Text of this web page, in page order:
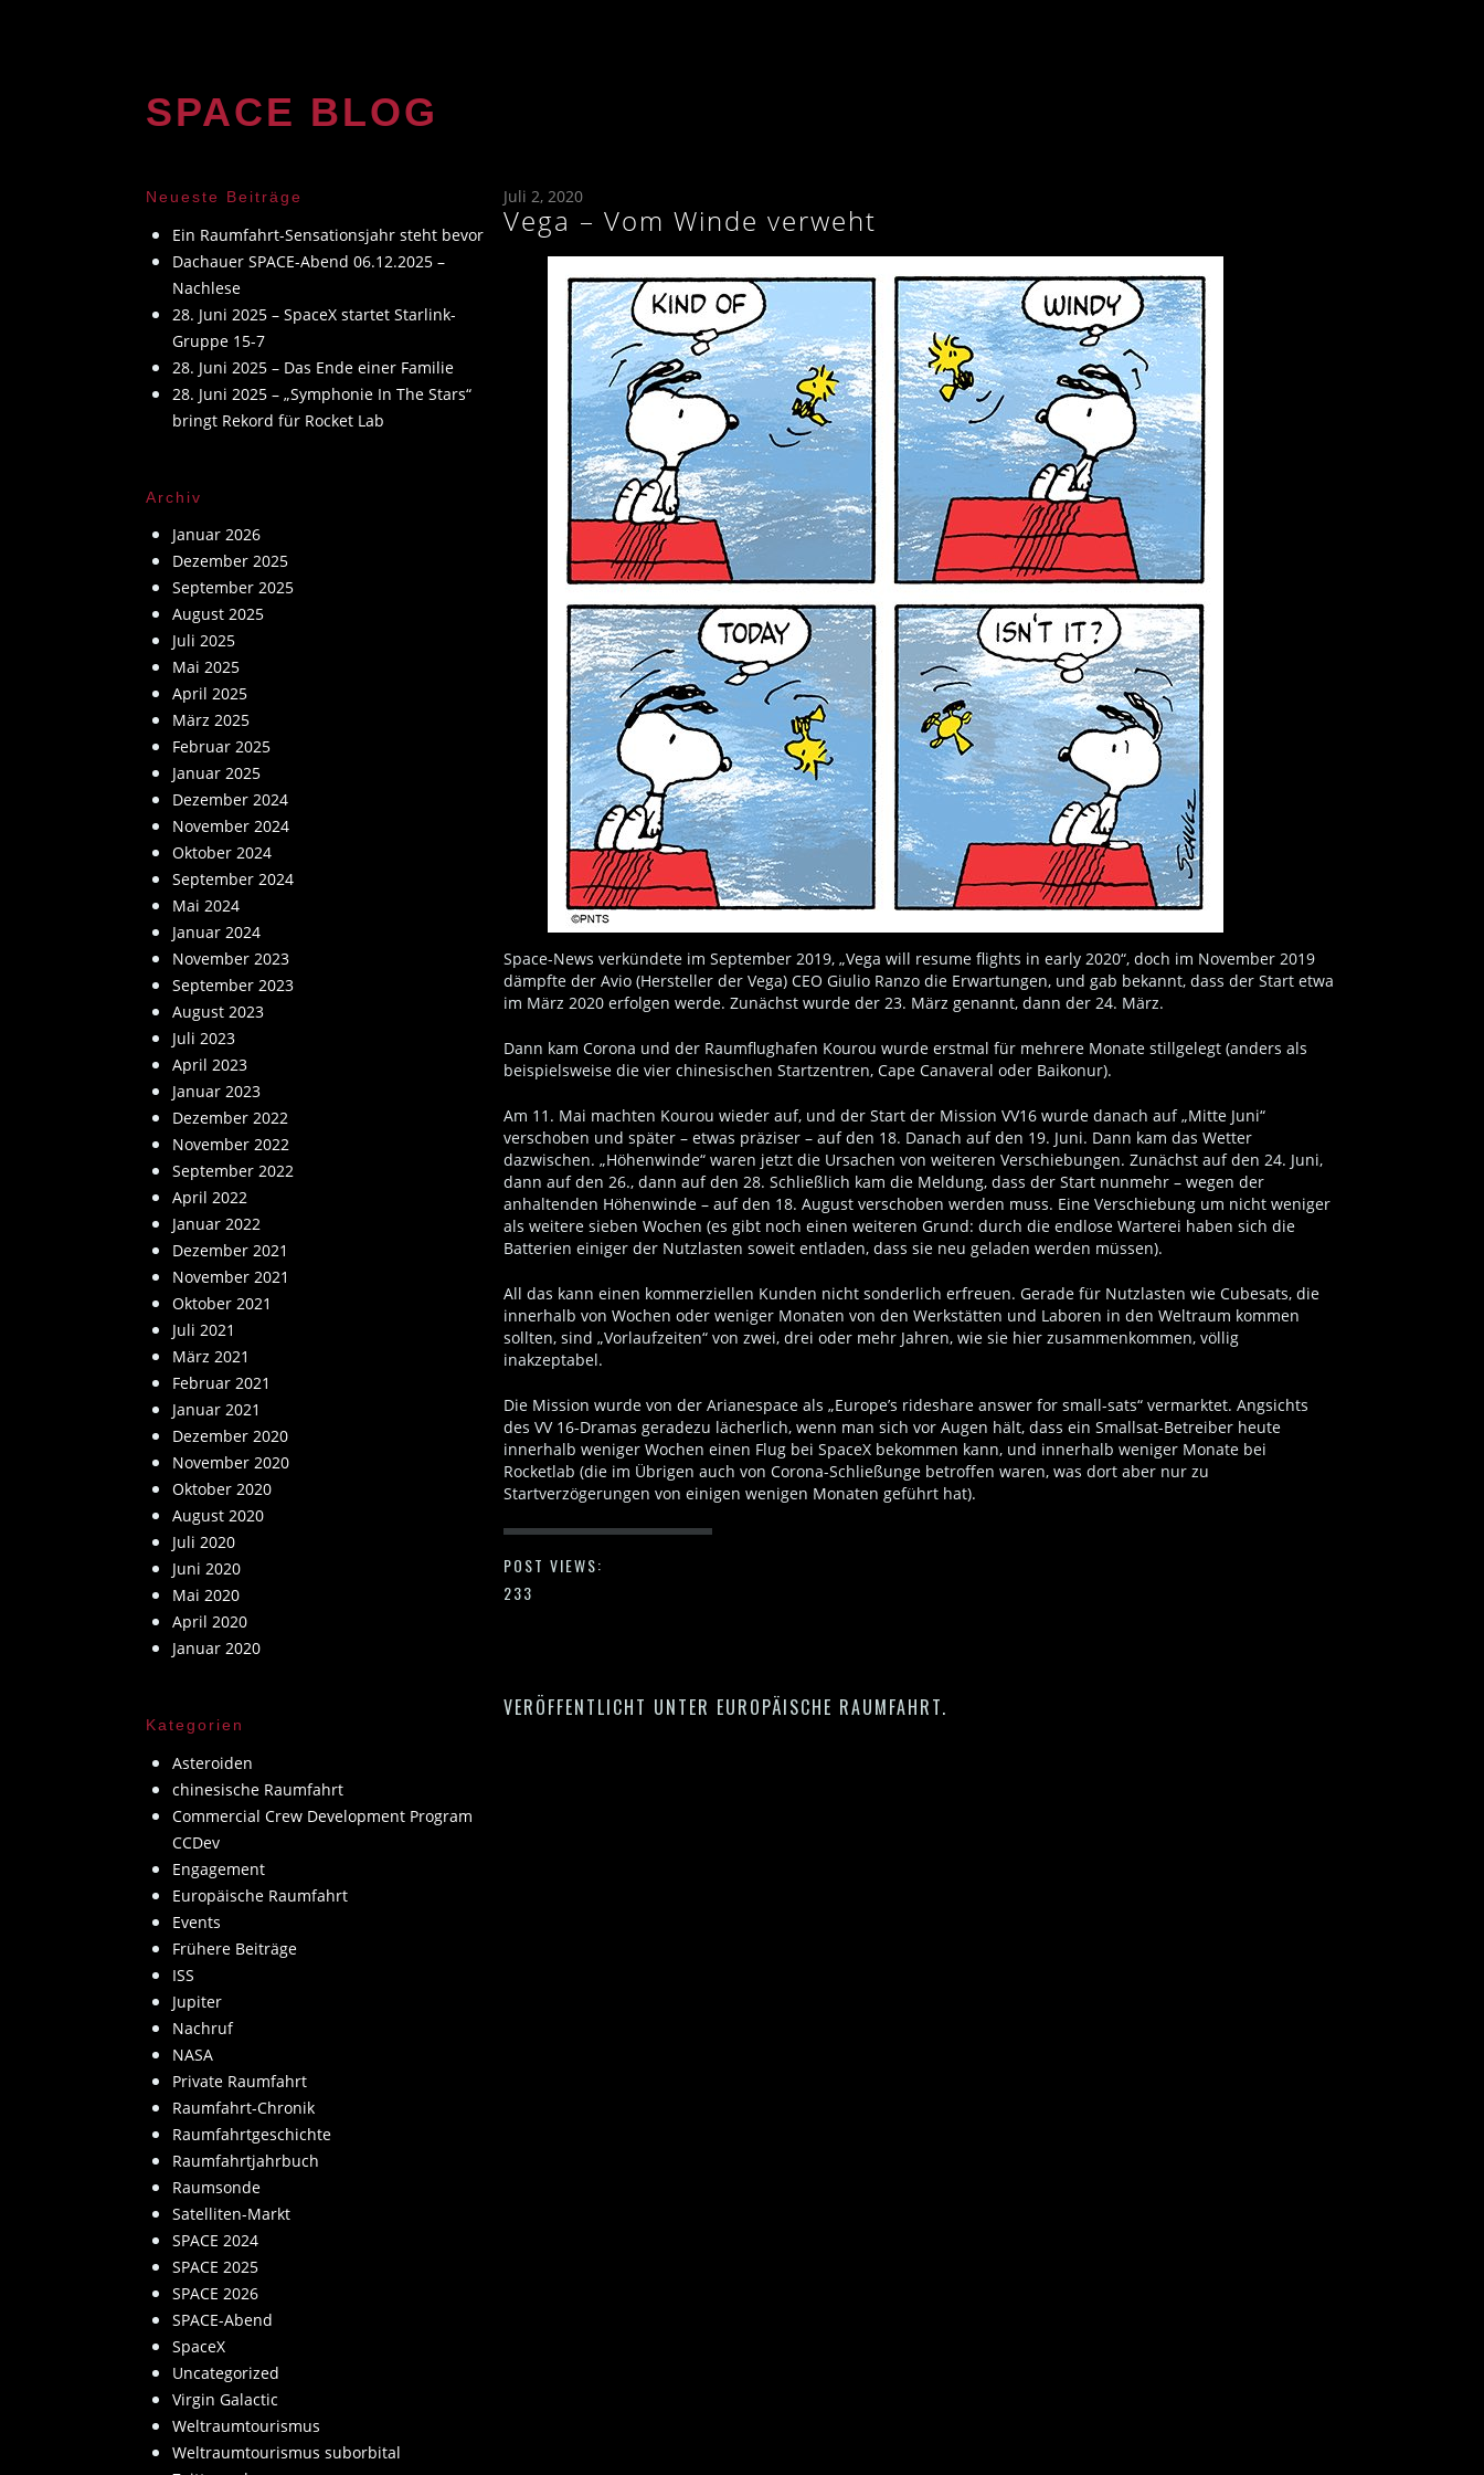
SPACE BLOG
Juli 2, 2020
Vega – Vom Winde verweht
Space-News verkündete im September 2019, „Vega will resume flights in early 2020“, doch im November 2019
dämpfte der Avio (Hersteller der Vega) CEO Giulio Ranzo die Erwartungen, und gab bekannt, dass der Start etwa
im März 2020 erfolgen werde. Zunächst wurde der 23. März genannt, dann der 24. März.
Dann kam Corona und der Raumflughafen Kourou wurde erstmal für mehrere Monate stillgelegt (anders als
beispielsweise die vier chinesischen Startzentren, Cape Canaveral oder Baikonur).
Am 11. Mai machten Kourou wieder auf, und der Start der Mission VV16 wurde danach auf „Mitte Juni“
verschoben und später – etwas präziser – auf den 18. Danach auf den 19. Juni. Dann kam das Wetter
dazwischen. „Höhenwinde“ waren jetzt die Ursachen von weiteren Verschiebungen. Zunächst auf den 24. Juni,
dann auf den 26., dann auf den 28. Schließlich kam die Meldung, dass der Start nunmehr – wegen der
anhaltenden Höhenwinde – auf den 18. August verschoben werden muss. Eine Verschiebung um nicht weniger
als weitere sieben Wochen (es gibt noch einen weiteren Grund: durch die endlose Warterei haben sich die
Batterien einiger der Nutzlasten soweit entladen, dass sie neu geladen werden müssen).
All das kann einen kommerziellen Kunden nicht sonderlich erfreuen. Gerade für Nutzlasten wie Cubesats, die
innerhalb von Wochen oder weniger Monaten von den Werkstätten und Laboren in den Weltraum kommen
sollten, sind „Vorlaufzeiten“ von zwei, drei oder mehr Jahren, wie sie hier zusammenkommen, völlig
inakzeptabel.
Die Mission wurde von der Arianespace als „Europe’s rideshare answer for small-sats“ vermarktet. Angsichts
des VV 16-Dramas geradezu lächerlich, wenn man sich vor Augen hält, dass ein Smallsat-Betreiber heute
innerhalb weniger Wochen einen Flug bei SpaceX bekommen kann, und innerhalb weniger Monate bei
Rocketlab (die im Übrigen auch von Corona-Schließunge betroffen waren, was dort aber nur zu
Startverzögerungen von einigen wenigen Monaten geführt hat).
POST VIEWS:
233
VERÖFFENTLICHT UNTER EUROPÄISCHE RAUMFAHRT.
Neueste Beiträge
Ein Raumfahrt-Sensationsjahr steht bevor
Dachauer SPACE-Abend 06.12.2025 –
Nachlese
28. Juni 2025 – SpaceX startet Starlink-
Gruppe 15-7
28. Juni 2025 – Das Ende einer Familie
28. Juni 2025 – „Symphonie In The Stars“
bringt Rekord für Rocket Lab
Archiv
Januar 2026
Dezember 2025
September 2025
August 2025
Juli 2025
Mai 2025
April 2025
März 2025
Februar 2025
Januar 2025
Dezember 2024
November 2024
Oktober 2024
September 2024
Mai 2024
Januar 2024
November 2023
September 2023
August 2023
Juli 2023
April 2023
Januar 2023
Dezember 2022
November 2022
September 2022
April 2022
Januar 2022
Dezember 2021
November 2021
Oktober 2021
Juli 2021
März 2021
Februar 2021
Januar 2021
Dezember 2020
November 2020
Oktober 2020
August 2020
Juli 2020
Juni 2020
Mai 2020
April 2020
Januar 2020
Kategorien
Asteroiden
chinesische Raumfahrt
Commercial Crew Development Program
CCDev
Engagement
Europäische Raumfahrt
Events
Frühere Beiträge
ISS
Jupiter
Nachruf
NASA
Private Raumfahrt
Raumfahrt-Chronik
Raumfahrtgeschichte
Raumfahrtjahrbuch
Raumsonde
Satelliten-Markt
SPACE 2024
SPACE 2025
SPACE 2026
SPACE-Abend
SpaceX
Uncategorized
Virgin Galactic
Weltraumtourismus
Weltraumtourismus suborbital